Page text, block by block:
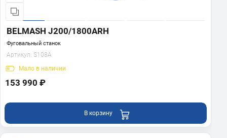
BELMASH J200/1800ARH
Фуговальный станок
Артикул: S108A
Мало в наличии
153 990 ₽
В корзину